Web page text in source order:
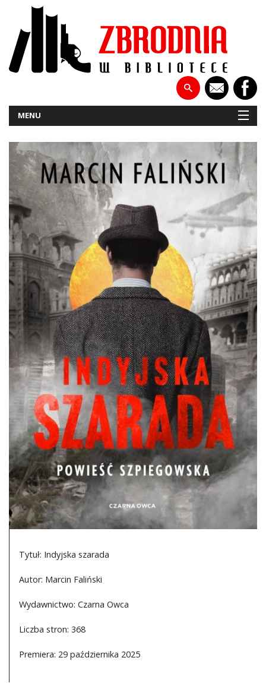
MENU
NOWOŚCI
PATRONATY
WYWIADY
RECENZJE
DO CZYTANIA
NA EKRANIE
KONTAKT
Tytuł: Indyjska szarada
Autor: Marcin Faliński
Wydawnictwo: Czarna Owca
Liczba stron: 368
Premiera: 29 października 2025